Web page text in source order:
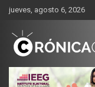
Saltar
contenido
jueves, agosto 6, 2026
CRONICA